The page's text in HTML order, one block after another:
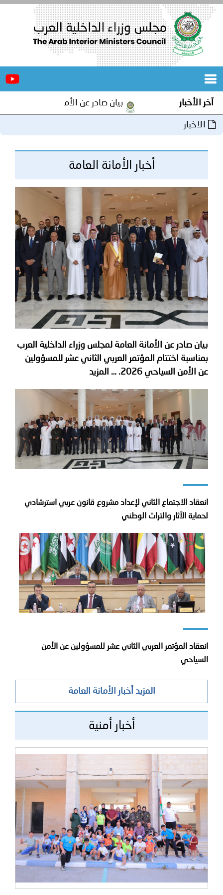
الرئيسية
و
اجتماعات
جهود
إنجازات
برامج
توعوية
الخدمات
الإلكترونية
صور
وفيديو
مجلة
أصداء
الأمانة
إعلانات
من
نحن
اتصل
بنا
آخر الأخبار بيان صادر عن الأمانة العامة لمجلس
الاخبار
أخبار الأمانة العامة
بيان صادر عن الأمانة العامة لمجلس وزراء الداخلية العرب
بمناسبة اختتام المؤتمر العربي الثاني عشر للمسؤولين
عن الأمن السياحي 2026.
… المزيد
انعقاد الاجتماع الثاني لإعداد مشروع قانون عربي استرشادي
لحماية الآثار والتراث الوطني
انعقاد المؤتمر العربي الثاني عشر للمسؤولين عن الأمن
السياحي
المزيد أخبار الأمانة العامة
أخبار أمنية